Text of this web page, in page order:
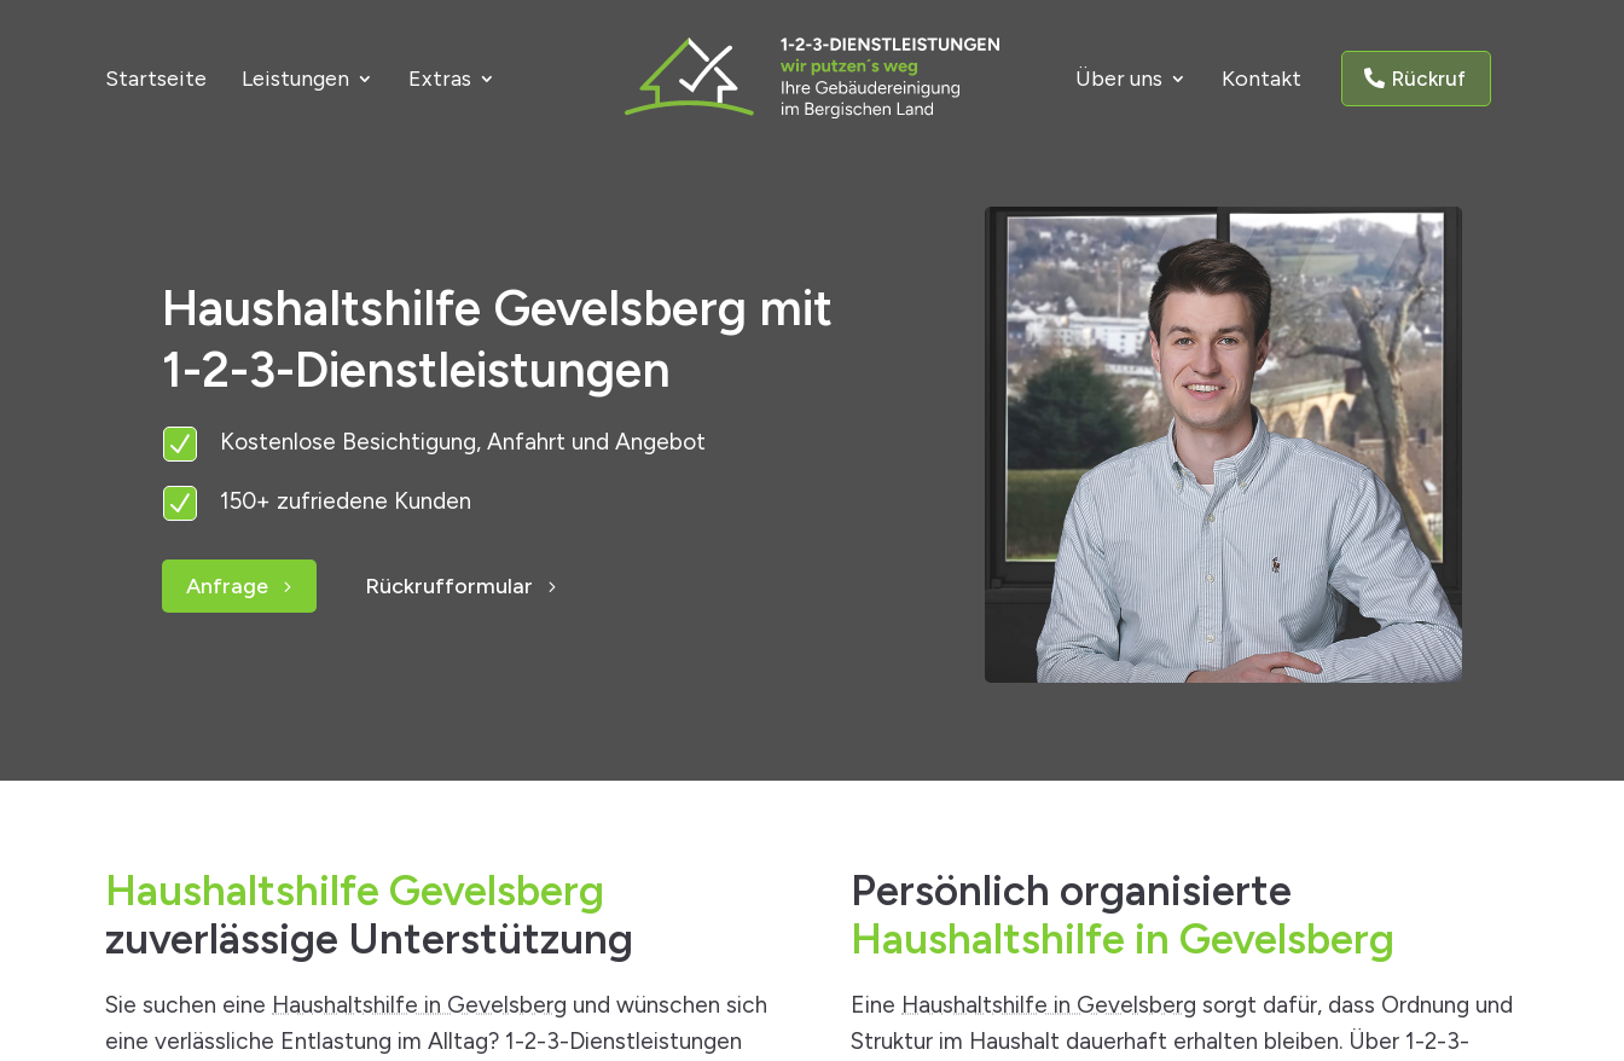
Startseite Leistungen Extras Über uns Kontakt Rückruf
Haushaltshilfe Gevelsberg mit
1-2-3-Dienstleistungen
N Kostenlose Besichtigung, Anfahrt und Angebot
N 150+ zufriedene Kunden
Anfrage Rückrufformular
Haushaltshilfe Gevelsberg
zuverlässige Unterstützung
Sie suchen eine Haushaltshilfe in Gevelsberg und wünschen sich
eine verlässliche Entlastung im Alltag? 1-2-3-Dienstleistungen
Persönlich organisierte
Haushaltshilfe in Gevelsberg
Eine Haushaltshilfe in Gevelsberg sorgt dafür, dass Ordnung und
Struktur im Haushalt dauerhaft erhalten bleiben. Über 1-2-3-